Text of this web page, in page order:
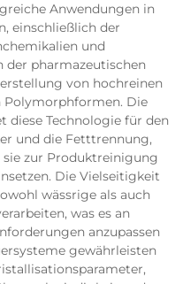
Anwendungen in
einschließlich der
und
der pharmazeutischen
von hochreinen
Die
diese Technologie für den
und die Fetttrennung,
zur Produktreinigung
Die Vielseitigkeit
wässrige als auch
was es an
anzupassen
gewährleisten